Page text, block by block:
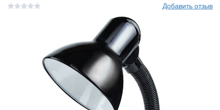
Добавить отзыв